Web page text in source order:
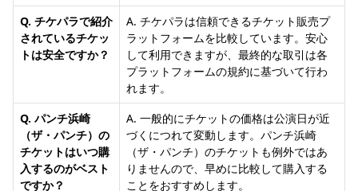
Q. チケパラで紹介
されているチケッ
トは安全ですか？
A. チケパラは信頼できるチケット販売プ
ラットフォームを比較しています。安心
して利用できますが、最終的な取引は各
プラットフォームの規約に基づいて行わ
れます。
Q. パンチ浜崎
（ザ・パンチ）の
チケットはいつ購
入するのがベスト
ですか？
A. 一般的にチケットの価格は公演日が近
づくにつれて変動します。パンチ浜崎
（ザ・パンチ）のチケットも例外ではあ
りませんので、早めに比較して購入する
ことをおすすめします。